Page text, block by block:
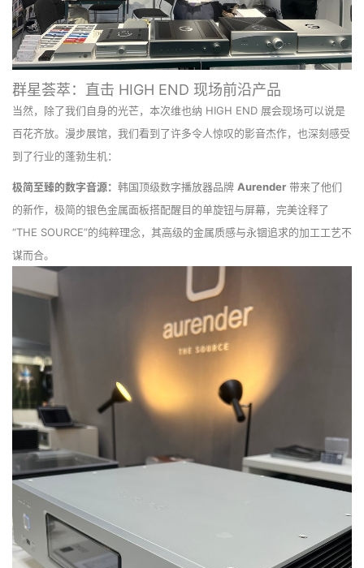
群星荟萃：直击 HIGH END 现场前沿产品
当然，除了我们自身的光芒，本次维也纳 HIGH END 展会现场可以说是
百花齐放。漫步展馆，我们看到了许多令人惊叹的影音杰作，也深刻感受
到了行业的蓬勃生机：
极简至臻的数字音源： 韩国顶级数字播放器品牌 Aurender 带来了他们
的新作，极简的银色金属面板搭配醒目的单旋钮与屏幕，完美诠释了
“THE SOURCE”的纯粹理念，其高级的金属质感与永锢追求的加工工艺不
谋而合。